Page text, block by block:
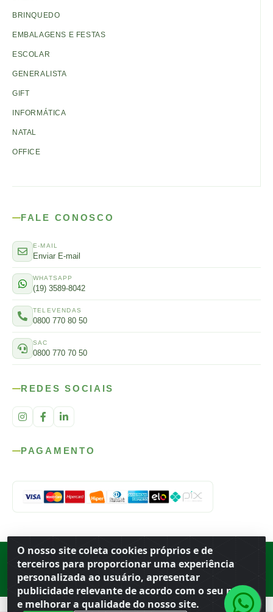
O nosso site coleta cookies próprios e de
terceiros para proporcionar uma experiência
personalizada ao usuário, apresentar
publicidade relevante de acordo com o seu perfil
e melhorar a qualidade do nosso site.
BRINQUEDO
EMBALAGENS E FESTAS
ESCOLAR
GENERALISTA
GIFT
INFORMÁTICA
NATAL
OFFICE
FALE CONOSCO
E-MAIL
Enviar E-mail
WHATSAPP
(19) 3589-8042
TELEVENDAS
0800 770 80 50
SAC
0800 770 70 50
REDES SOCIAIS
PAGAMENTO
Porto Ferreira ·BR
· CNPJ 56.679.863/0001-91
© 2026 Atacado Ideal